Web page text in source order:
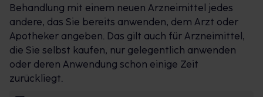
Behandlung mit einem neuen Arzneimittel jedes
andere, das Sie bereits anwenden, dem Arzt oder
Apotheker angeben. Das gilt auch für Arzneimittel,
die Sie selbst kaufen, nur gelegentlich anwenden
oder deren Anwendung schon einige Zeit
zurückliegt.